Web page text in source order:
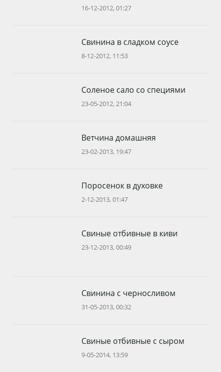
16-12-2012, 01:27
Свинина в сладком соусе
8-12-2012, 11:53
Соленое сало со специями
23-05-2012, 21:04
Ветчина домашняя
23-02-2013, 19:47
Поросенок в духовке
2-12-2013, 01:47
Свиные отбивные в киви
23-12-2013, 00:49
Свинина с черносливом
31-05-2013, 00:32
Свиные отбивные с сыром
9-05-2014, 13:59